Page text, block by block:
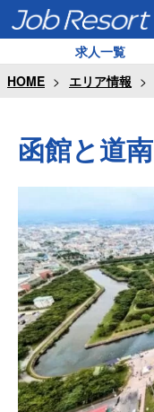
求人一覧
HOME
エリア情報
函館と道南